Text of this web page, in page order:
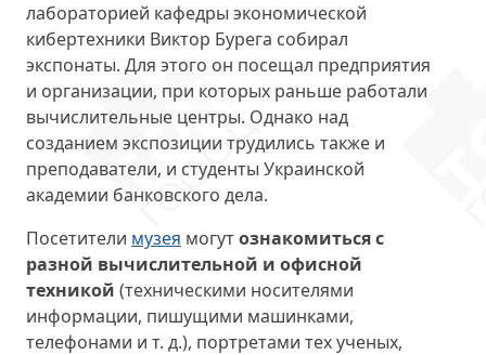
лабораторией кафедры экономической
кибертехники Виктор Бурега собирал
экспонаты. Для этого он посещал предприятия
и организации, при которых раньше работали
вычислительные центры. Однако над
созданием экспозиции трудились также и
преподаватели, и студенты Украинской
академии банковского дела.
Посетители музея могутознакомиться с
разной вычислительной и офисной
техникой (техническими носителями
информации, пишущими машинками,
телефонами и т. д.), портретами тех ученых,